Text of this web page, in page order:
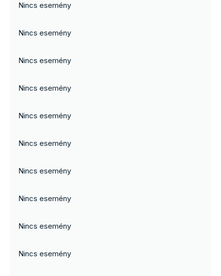
Nincs esemény
Nincs esemény
Nincs esemény
Nincs esemény
Nincs esemény
Nincs esemény
Nincs esemény
Nincs esemény
Nincs esemény
Nincs esemény